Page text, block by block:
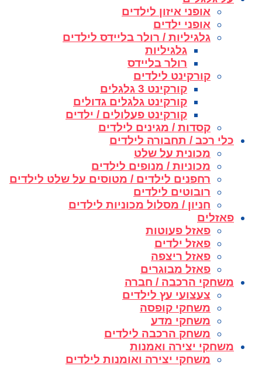
אופני איזון לילדים
אופני ילדים
גלגיליות / רולר בליידס לילדים
גלגיליות
רולר בליידס
קורקינט לילדים
קורקינט 3 גלגלים
קורקינט גלגלים גדולים
קורקינט פעלולים / ילדים
קסדות / מגינים לילדים
כלי רכב / תחבורה לילדים
מכונית על שלט
מכוניות / מנופים לילדים
רחפנים לילדים / מטוסים על שלט לילדים
רובוטים לילדים
חניון / מסלול מכוניות לילדים
פאזלים
פאזל פעוטות
פאזל ילדים
פאזל ריצפה
פאזל מבוגרים
משחקי הרכבה / חברה
צעצועי עץ לילדים
משחקי קופסה
משחקי מדע
משחק הרכבה לילדים
משחקי יצירה ואמנות
משחקי יצירה ואומנות לילדים